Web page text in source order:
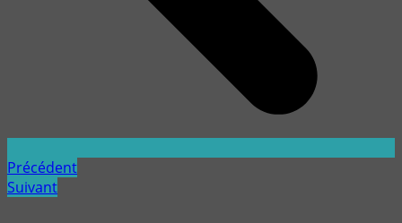
Précédent
Suivant